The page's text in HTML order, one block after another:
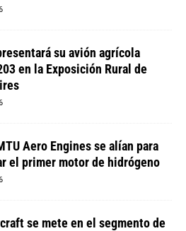
su avión agrícola
en la Exposición Rural de
Aero Engines se alían para
el primer motor de hidrógeno
se mete en el segmento de